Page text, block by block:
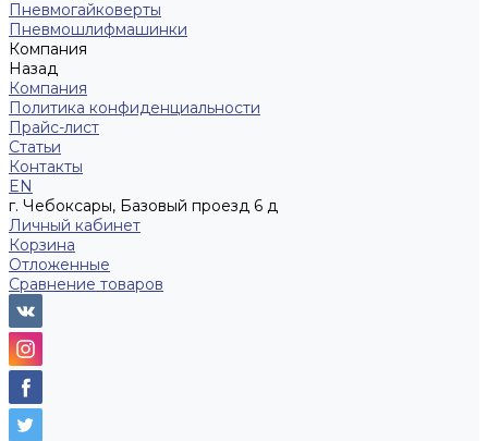
Пневмогайковерты
Пневмошлифмашинки
Компания
Назад
Компания
Политика конфиденциальности
Прайс-лист
Статьи
Контакты
EN
г. Чебоксары, Базовый проезд 6 д
Личный кабинет
Корзина
Отложенные
Сравнение товаров